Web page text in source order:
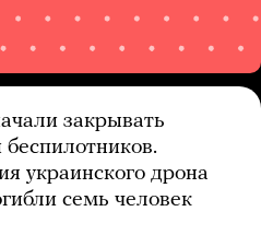
закрывать
украинского дрона
семь человек